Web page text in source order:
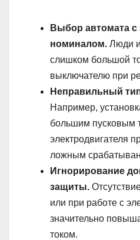
Выбор автомата
номиналом. Люди
слишком большой
выключателю при
Неправильный
Например,
большим пусковым
электродвигателя
ложным
Игнорирование
защиты.
или при работе с
значительно
током.